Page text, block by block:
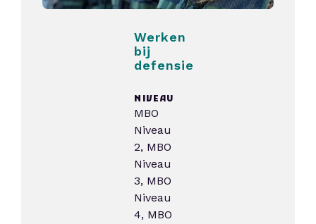
Werken
bij
defensie
NIVEAU
MBO
Niveau
2, MBO
Niveau
3, MBO
Niveau
4, MBO